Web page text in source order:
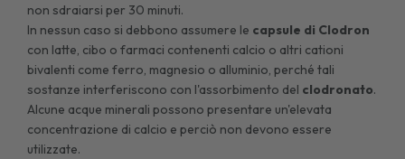
non sdraiarsi per 30 minuti.
In nessun caso si debbono assumere le capsule di Clodron
con latte, cibo o farmaci contenenti calcio o altri cationi
bivalenti come ferro, magnesio o alluminio, perché tali
sostanze interferiscono con l'assorbimento del clodronato.
Alcune acque minerali possono presentare un'elevata
concentrazione di calcio e perciò non devono essere
utilizzate.